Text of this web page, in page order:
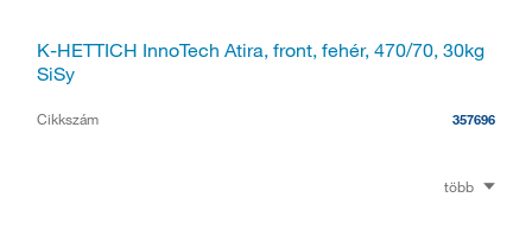
K-HETTICH InnoTech Atira, front, fehér, 470/70, 30kg
SiSy
Cikkszám 357696
több